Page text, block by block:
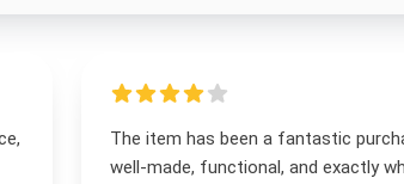
The item has been a fantastic
well-made, functional, and exactly